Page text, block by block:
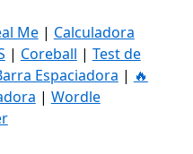
Me| Calculadora
| Coreball | Test de
Espaciadora | 🔥
| Wordle